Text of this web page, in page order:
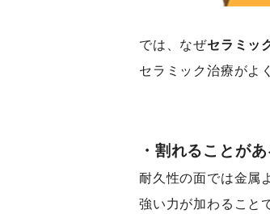
では、なぜセラミッ
セラミック治療がよ
・割れることがあ
耐久性の面では金属
強い力が加わること